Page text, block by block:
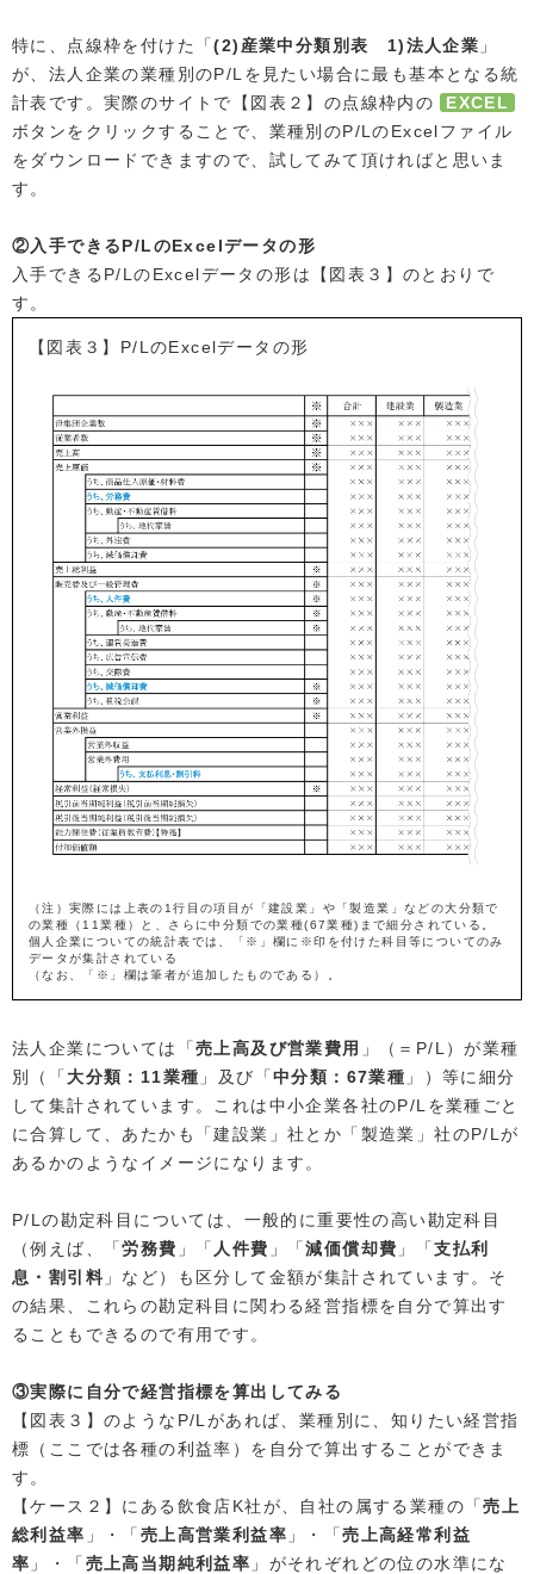
特に、点線枠を付けた「(2)産業中分類別表 1)法人企業 」
が、法人企業の業種別のP/Lを見たい場合に最も基本となる統
計表です。実際のサイトで【図表２】の点線枠内の
EXCEL
ボタンをクリックすることで、業種別のP/LのExcelファイル
をダウンロードできますので、試してみて頂ければと思いま
す。
②入手できるP/LのExcelデータの形
入手できるP/LのExcelデータの形は【図表３】のとおりで
す。
【図表３】P/LのExcelデータの形
（注）実際には上表の1行目の項目が「建設業」や「製造業」などの大分類で
の業種（11業種）と、さらに中分類での業種(67業種)まで細分されている。
個人企業についての統計表では、「※」欄に※印を付けた科目等についてのみ
データが集計されている
（なお、「※」欄は筆者が追加したものである）。
法人企業については「売上高及び営業費用 」（＝P/L）が業種
別（「 大分類：11業種 」及び「中分類：67業種 」）等に細分
して集計されています。これは中小企業各社のP/Lを業種ごと
に合算して、あたかも「建設業」社とか「製造業」社のP/Lが
あるかのようなイメージになります。
P/Lの勘定科目については、一般的に重要性の高い勘定科目
（例えば、「労務費 」「 人件費 」「減価償却費 」「支払利
息・割引料 」など）も区分して金額が集計されています。そ
の結果、これらの勘定科目に関わる経営指標を自分で算出す
ることもできるので有用です。
③実際に自分で経営指標を算出してみる
【図表３】のようなP/Lがあれば、業種別に、知りたい経営指
標（ここでは各種の利益率）を自分で算出することができま
す。
【ケース２】にある飲食店K社が、自社の属する業種の「売上
総利益率 」・「 売上高営業利益率 」・「売上高経常利益
率 」・「 売上高当期純利益率 」がそれぞれどの位の水準にな